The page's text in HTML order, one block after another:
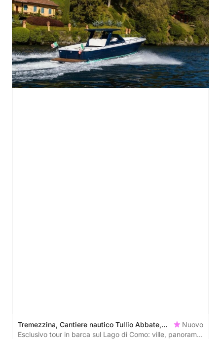
Tremezzina, Cantiere nautico Tullio Abbate,
Italy
Nuovo
Esclusivo tour in barca sul Lago di Como: ville, panorami